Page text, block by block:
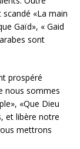
scandé «La main
Gaïd», « Gaid
sont
prospéré
nous sommes
«Que Dieu
et libère notre
mettrons